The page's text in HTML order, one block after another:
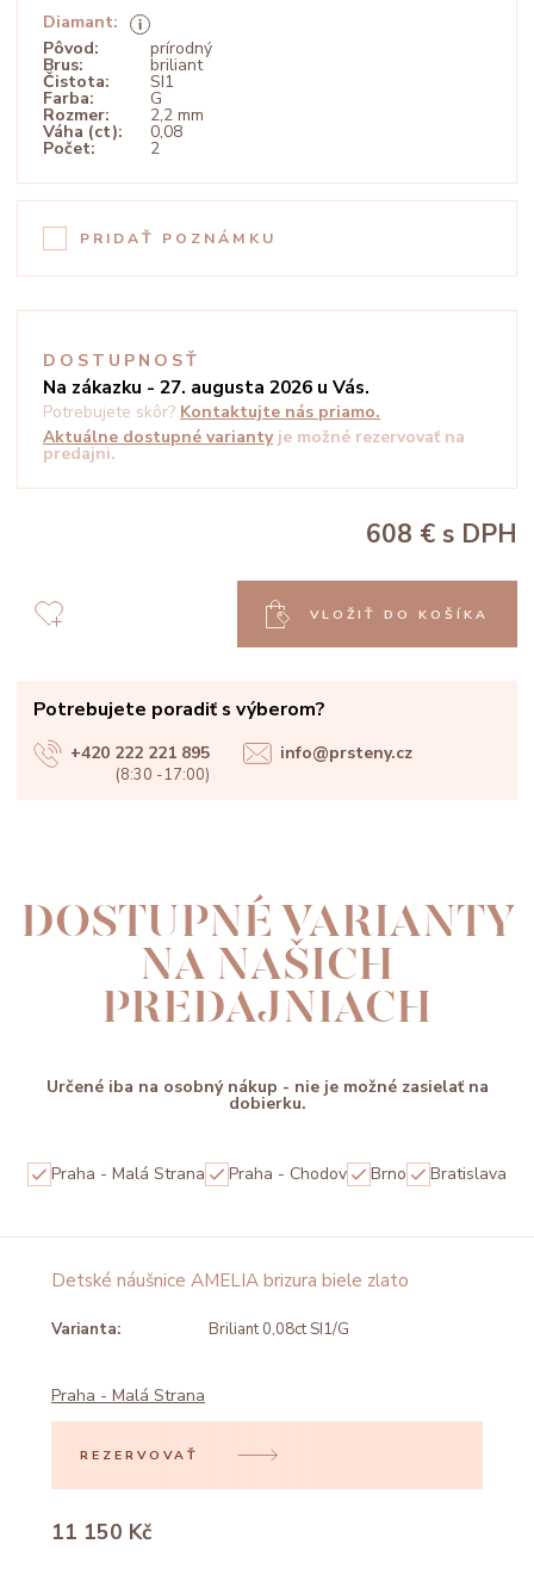
Diamant:
Pôvod:
prírodný
Brus: briliant
Čistota: SI1
Farba: G
Rozmer: 2,2 mm
Váha (ct): 0,08
Počet: 2
PRIDAŤ POZNÁMKU
DOSTUPNOSŤ
Na zákazku - 27. augusta 2026 u Vás.
Potrebujete skôr? Kontaktujte nás priamo.
Aktuálne dostupné varianty je možné rezervovať na
predajni.
608 € s DPH
VLOŽIŤ DO KOŠÍKA
Potrebujete poradiť s výberom?
+420 222 221 895
(8:30 -17:00)
info@prsteny.cz
DOSTUPNÉ VARIANTY
NA NAŠICH
PREDAJNIACH
Určené iba na osobný nákup - nie je možné zasielať na
dobierku.
Praha - Malá Strana Praha - Chodov Brno Bratislava
Detské náušnice AMELIA brizura biele zlato
Varianta: Briliant 0,08ct SI1/G
Praha - Malá Strana
REZERVOVAŤ
11 150 Kč